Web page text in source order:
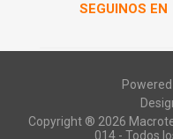
SEGUINOS EN
Copyright ® 2026
014 - Todos